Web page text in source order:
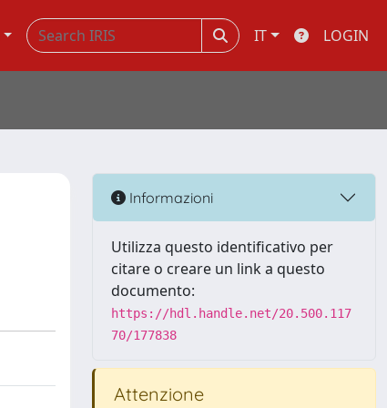
IT LOGIN
Informazioni
Utilizza questo identificativo per
citare o creare un link a questo
documento:
https://hdl.handle.net/20.500.117
70/177838
Attenzione